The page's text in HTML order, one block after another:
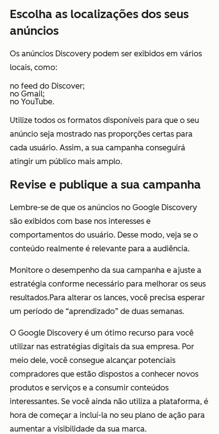
Escolha as localizações dos seus
anúncios
Os anúncios Discovery podem ser exibidos em vários
locais, como:
no feed do Discover;
no Gmail;
no YouTube.
Utilize todos os formatos disponíveis para que o seu
anúncio seja mostrado nas proporções certas para
cada usuário. Assim, a sua campanha conseguirá
atingir um público mais amplo.
Revise e publique a sua campanha
Lembre-se de que os anúncios no Google Discovery
são exibidos com base nos interesses e
comportamentos do usuário. Desse modo, veja se o
conteúdo realmente é relevante para a audiência.
Monitore o desempenho da sua campanha e ajuste a
estratégia conforme necessário para melhorar os seus
resultados.Para alterar os lances, você precisa esperar
um período de “aprendizado” de duas semanas.
O Google Discovery é um ótimo recurso para você
utilizar nas estratégias digitais da sua empresa. Por
meio dele, você consegue alcançar potenciais
compradores que estão dispostos a conhecer novos
produtos e serviços e a consumir conteúdos
interessantes. Se você ainda não utiliza a plataforma, é
hora de começar a incluí-la no seu plano de ação para
aumentar a visibilidade da sua marca.